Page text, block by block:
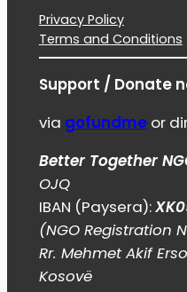
Privacy Policy
Terms and Conditions
Support / Donate
via gofundmeor
Better Together
OJQ
IBAN (Paysera):
(NGO Registration
Rr. Mehmet Akif
Kosovë